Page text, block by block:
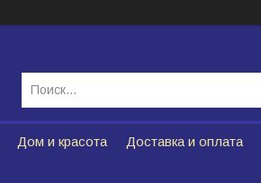
Дом и красота Доставка и оплата